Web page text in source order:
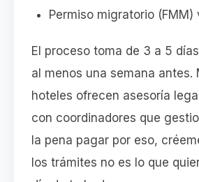
Permiso migratorio (FMM)
El proceso toma de 3 a 5
al menos una semana antes.
hoteles ofrecen asesoría
con coordinadores que
la pena pagar por eso,
los trámites no es lo que